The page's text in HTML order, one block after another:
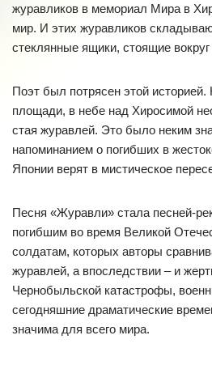
журавликов в мемориал Мира в
мир. И этих журавликов
стеклянные ящики, стоящие
Поэт был потрясен этой историей.
площади, в небе над Хиросимой
стая журавлей. Это было неким
напоминанием о погибших в
Японии верят в мистическое
Песня «Журавли» стала песней-
погибшим во время Великой
солдатам, которых авторы
журавлей, а впоследствии – и
Чернобыльской катастрофы,
сегодняшние драматические
значима для всего мира.